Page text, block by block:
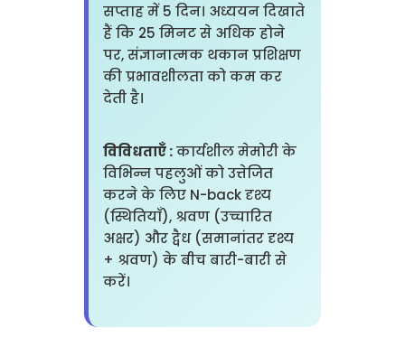
सप्ताह में 5 दिन। अध्ययन दिखाते
हैं कि 25 मिनट से अधिक होने
पर, संज्ञानात्मक थकान प्रशिक्षण
की प्रभावशीलता को कम कर
देती है।
विविधताएँ :कार्यशील मेमोरी के
विभिन्न पहलुओं को उत्तेजित
करने के लिए N-back दृश्य
(स्थितियाँ), श्रवण (उच्चारित
अक्षर) और द्वैध (समानांतर दृश्य
+ श्रवण) के बीच बारी-बारी से
करें।